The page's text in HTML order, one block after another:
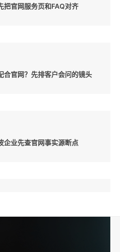
把官网服务页和FAQ对齐
合官网？先排客户会问的镜头
企业先查官网事实源断点